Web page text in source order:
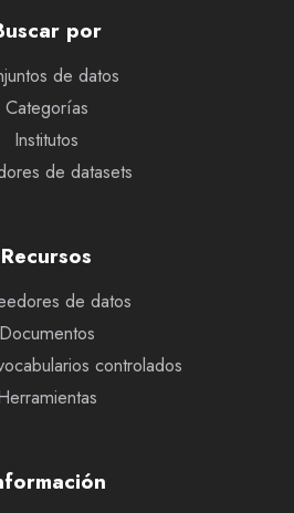
por
de datos
Categorías
Institutos
de datasets
Recursos
de datos
Documentos
controlados